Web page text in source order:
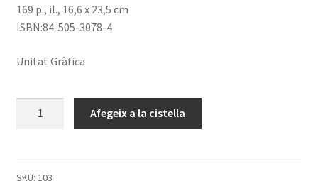
169 p., il., 16,6 x 23,5 cm
ISBN:84-505-3078-4
Unitat Gràfica
d'Antoni
Afegeix a la cistella
SKU: 103